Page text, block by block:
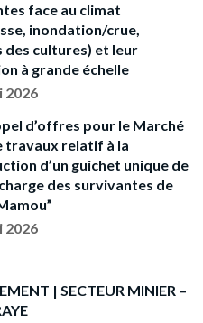
face au climat
inondation/crue,
des cultures) et leur
à grande échelle
2026
d’offres pour le Marché
travaux relatif à la
d’un guichet unique de
des survivantes de
2026
| SECTEUR MINIER –